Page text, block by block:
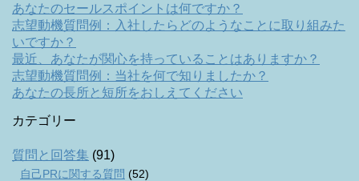
あなたのセールスポイントは何ですか？
志望動機質問例：入社したらどのようなことに取り組みた
いですか？
最近、あなたが関心を持っていることはありますか？
志望動機質問例：当社を何で知りましたか？
あなたの長所と短所をおしえてください
カテゴリー
質問と回答集 (91)
自己PRに関する質問 (52)